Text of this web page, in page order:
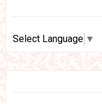
Select Language ▼